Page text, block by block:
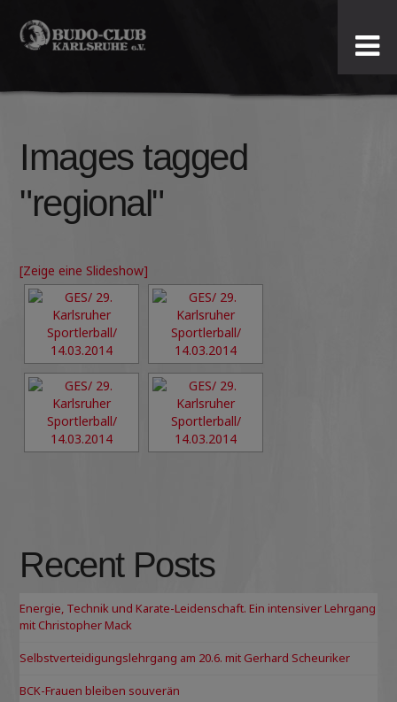
Budo-
Club
Karlsruhe
e.V.
Images tagged
"regional"
[Zeige eine Slideshow]
Recent Posts
Energie, Technik und Karate-Leidenschaft. Ein intensiver Lehrgang
mit Christopher Mack
Selbstverteidigungslehrgang am 20.6. mit Gerhard Scheuriker
BCK-Frauen bleiben souverän